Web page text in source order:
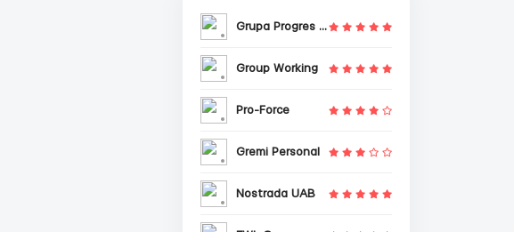
Grupa Progres Sp. z o.o.
Group Working
Pro-Force
Gremi Personal
Nostrada UAB